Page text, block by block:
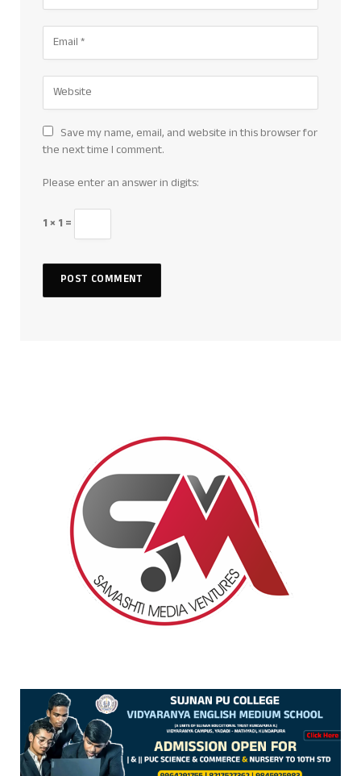
Save my name, email, and website in this browser for
the next time I comment.
Please enter an answer in digits:
1 × 1 =